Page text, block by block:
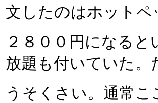
文したのはホットペ
２８００円になる
放題も付いていた。
うそくさい。通常